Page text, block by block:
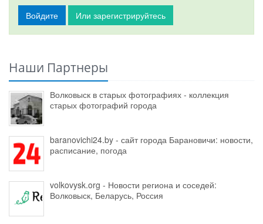
Войдите Или зарегистрируйтесь
Наши Партнеры
Волковыск в старых фотографиях - коллекция
старых фотографий города
baranovichi24.by - сайт города Барановичи: новости,
расписание, погода
volkovysk.org - Новости региона и соседей:
Волковыск, Беларусь, Россия